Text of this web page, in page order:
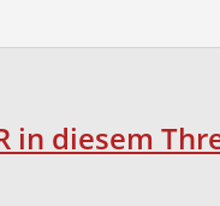
in diesem